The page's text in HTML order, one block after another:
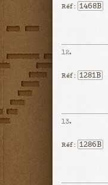
Réf : 1468B
12.
Réf : 1281B
13.
Réf : 1286B